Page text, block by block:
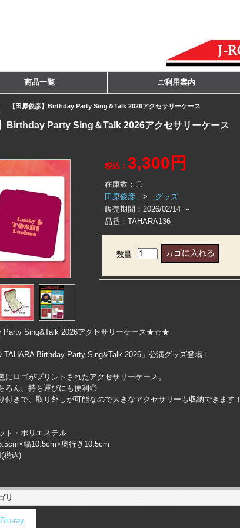
商品一覧 ご利用案内
【田原俊彦】Birthday Party Sing＆Talk 2026アクセサリーケース
Birthday Party Sing＆Talk 2026アクセサリーケース
税込： 3,300円
在庫数： 〇
田原俊彦 > グッズ
販売期間： 2026/02/14 ～
品番： TAHARA136
数量
Sing&Talk 2026アクセサリーケース★☆★
TAHARA Birthday Party Sing&Talk 2026」公演グッズ登場！
にロゴがプリントされたアクセサリーケース。
ろん、持ち運びにも便利◎
付きで、取り外しが可能なので大きなアクセサリーも収納できます！
ト・ポリエステル
幅10.5cm×奥行き10.5cm
税込)
リ
ray